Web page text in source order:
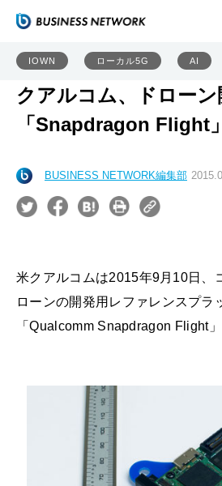
IOWN ローカル5G AI
クアルコム、ドローン
「Snapdragon Flight」
BUSINESS NETWORK編集部
米クアルコムは2015年9月10日、
ローンの開発用レファレンスプラ
「Qualcomm Snapdragon Flight」